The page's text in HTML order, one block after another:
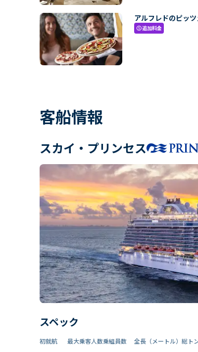
アルフレドのピッ
paid追加料金
客船情報
スカイ・プリンセス
スペック
初就航 最大乗客人数乗組員数​ 全長（メートル） 総ト